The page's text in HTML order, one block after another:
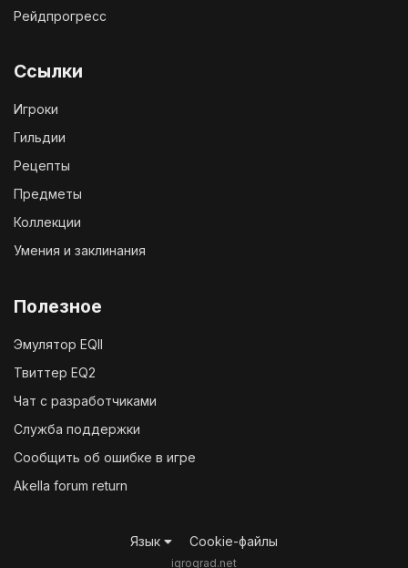
Рейдпрогресс
Ссылки
Игроки
Гильдии
Рецепты
Предметы
Коллекции
Умения и заклинания
Полезное
Эмулятор EQII
Твиттер EQ2
Чат с разработчиками
Служба поддержки
Сообщить об ошибке в игре
Akella forum return
Язык Cookie-файлы
igrograd.net